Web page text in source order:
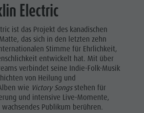
Electric
ist das Projekt des kanadischen
das sich in den letzten zehn
Stimme für Ehrlichkeit,
entwickelt hat. Mit über
verbindet seine Indie-Folk-Musik
von Heilung und
wie Victory Songsstehen für
und intensive Live-Momente,
Publikum berühren.